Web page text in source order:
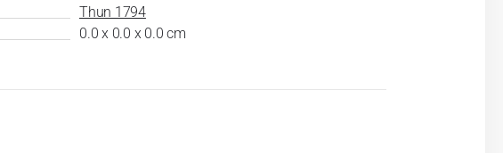
Thun 1794
0.0 x 0.0 x 0.0 cm